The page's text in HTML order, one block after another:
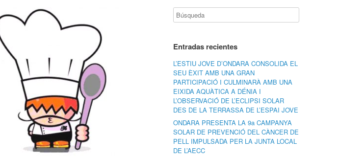
Entradas recientes
L’ESTIU JOVE D’ONDARA CONSOLIDA EL
SEU ÈXIT AMB UNA GRAN
PARTICIPACIÓ I CULMINARÀ AMB UNA
EIXIDA AQUÀTICA A DÉNIA I
L’OBSERVACIÓ DE L’ECLIPSI SOLAR
DES DE LA TERRASSA DE L’ESPAI JOVE
ONDARA PRESENTA LA 9a CAMPANYA
SOLAR DE PREVENCIÓ DEL CÀNCER DE
PELL IMPULSADA PER LA JUNTA LOCAL
DE L’AECC